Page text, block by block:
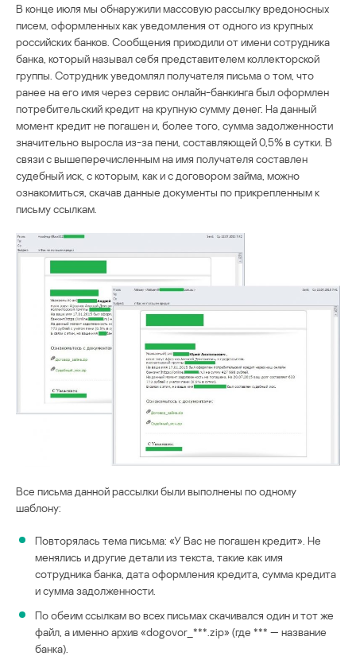
В конце июля мы обнаружили массовую рассылку вредоносных
писем, оформленных как уведомления от одного из крупных
российских банков. Сообщения приходили от имени сотрудника
банка, который называл себя представителем коллекторской
группы. Сотрудник уведомлял получателя письма о том, что
ранее на его имя через сервис онлайн-банкинга был оформлен
потребительский кредит на крупную сумму денег. На данный
момент кредит не погашен и, более того, сумма задолженности
значительно выросла из-за пени, составляющей 0,5% в сутки. В
связи с вышеперечисленным на имя получателя составлен
судебный иск, с которым, как и с договором займа, можно
ознакомиться, скачав данные документы по прикрепленным к
письму ссылкам.
Все письма данной рассылки были выполнены по одному
шаблону:
Повторялась тема письма: «У Вас не погашен кредит». Не
менялись и другие детали из текста, такие как имя
сотрудника банка, дата оформления кредита, сумма кредита
и сумма задолженности.
По обеим ссылкам во всех письмах скачивался один и тот же
файл, а именно архив «dogovor_***.zip» (где *** — название
банка).